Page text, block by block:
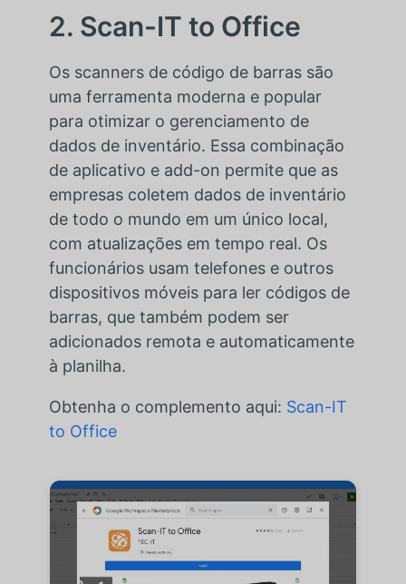
2. Scan-IT to Office
Os scanners de código de barras são
uma ferramenta moderna e popular
para otimizar o gerenciamento de
dados de inventário. Essa combinação
de aplicativo e add-on permite que as
empresas coletem dados de inventário
de todo o mundo em um único local,
com atualizações em tempo real. Os
funcionários usam telefones e outros
dispositivos móveis para ler códigos de
barras, que também podem ser
adicionados remota e automaticamente
à planilha.
Obtenha o complemento aqui: Scan-IT
to Office